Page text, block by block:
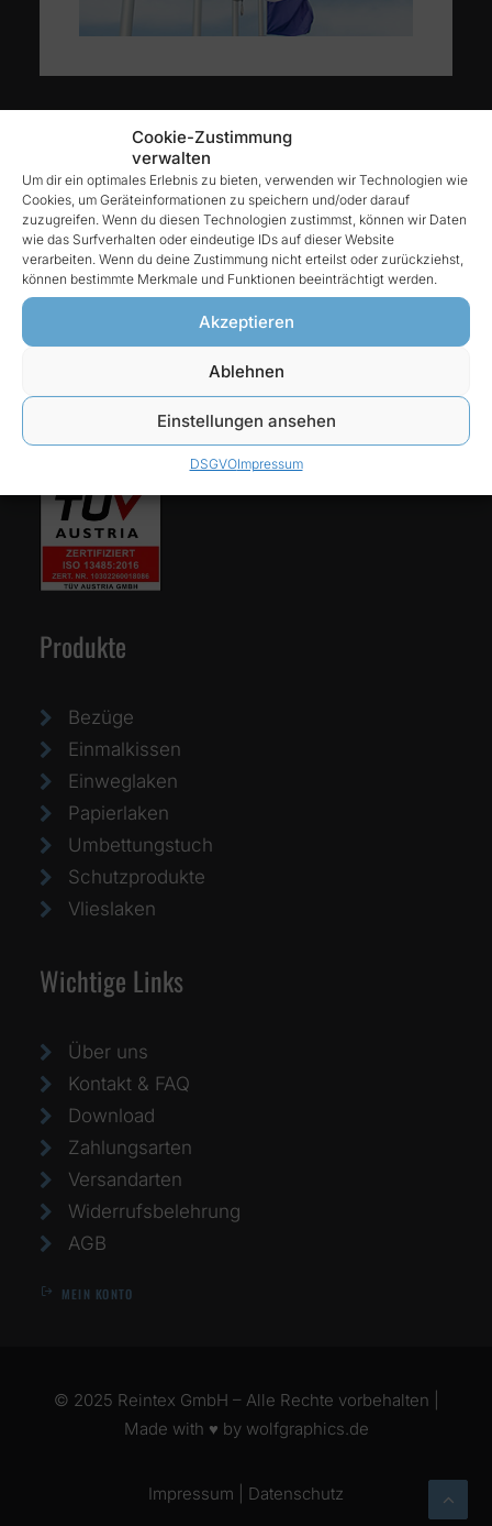
Cookie-Zustimmung
verwalten
Um dir ein optimales Erlebnis zu bieten, verwenden wir Technologien wie
Cookies, um Geräteinformationen zu speichern und/oder darauf
zuzugreifen. Wenn du diesen Technologien zustimmst, können wir Daten
wie das Surfverhalten oder eindeutige IDs auf dieser Website
verarbeiten. Wenn du deine Zustimmung nicht erteilst oder zurückziehst,
können bestimmte Merkmale und Funktionen beeinträchtigt werden.
Akzeptieren
Ablehnen
Einstellungen ansehen
DSGVOImpressum
Reintex GmbH
Anhalter Str. 15
68775 Ketsch
06202-927 68 76
E-Mail:
info@reintex.com
Produkte
Bezüge
Einmalkissen
Einweglaken
Papierlaken
Umbettungstuch
Schutzprodukte
Vlieslaken
Wichtige Links
Über uns
Kontakt & FAQ
Download
Zahlungsarten
Versandarten
Widerrufsbelehrung
AGB
MEIN KONTO
© 2025 Reintex GmbH – Alle Rechte vorbehalten |
Made with ♥ by wolfgraphics.de
Impressum Datenschutz